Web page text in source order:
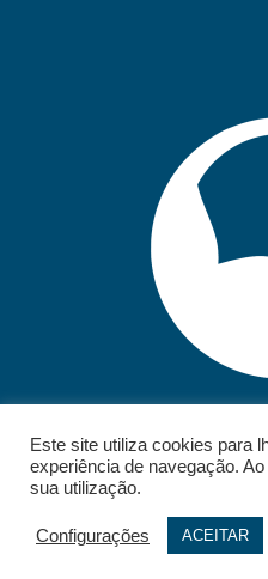
© 2026 - IELT. All rights reserved.
Este site utiliza cookies para
experiência de navegação.
sua utilização.
Configurações ACEITAR